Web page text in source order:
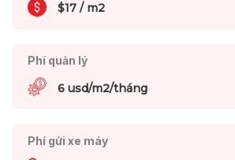
$17 / m2
Phí quản lý
6 usd/m2/tháng
Phí gửi xe máy